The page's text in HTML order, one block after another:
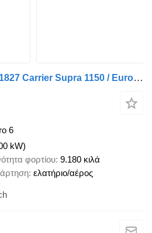
Mercedes-Benz Antos 1827 Carrier Supra 1150 / Euro 6 / LBW
6
kW)
φορτίου 9.180 κιλά
ελατήριο/αέρος